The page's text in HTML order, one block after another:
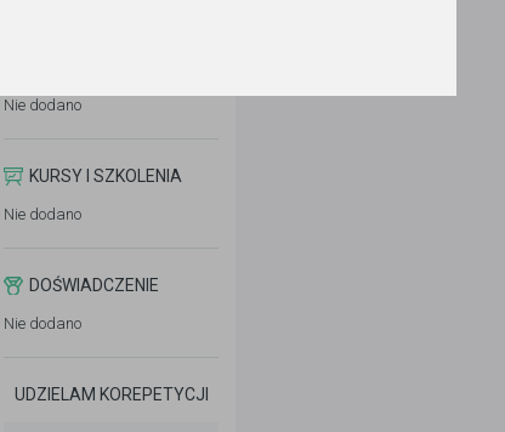
Nie dodano
KURSY I SZKOLENIA
Nie dodano
DOŚWIADCZENIE
Nie dodano
UDZIELAM KOREPETYCJI